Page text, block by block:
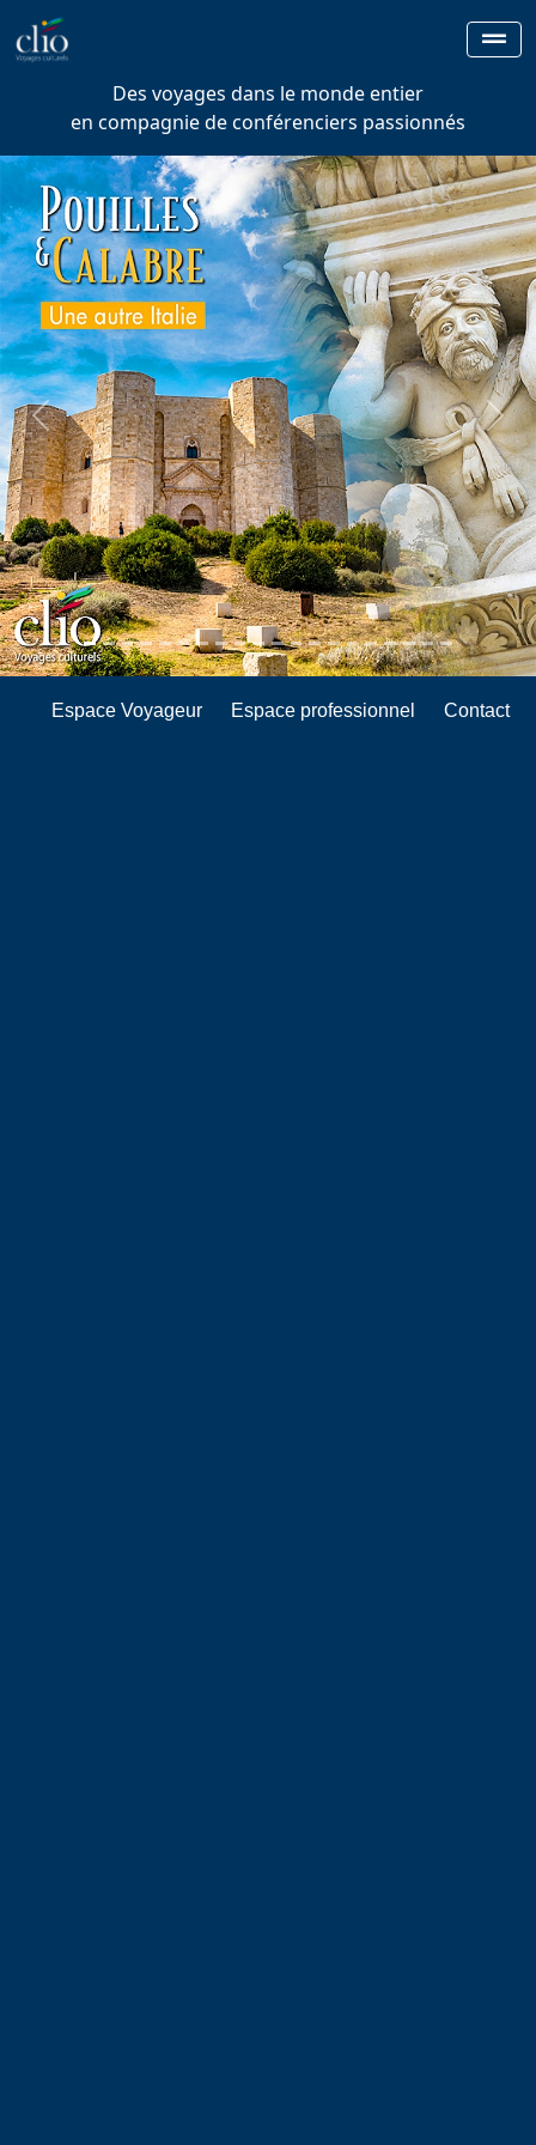
Des voyages dans le monde entier
en compagnie de conférenciers passionnés
Previous Next
Espace Voyageur Espace professionnel Contact